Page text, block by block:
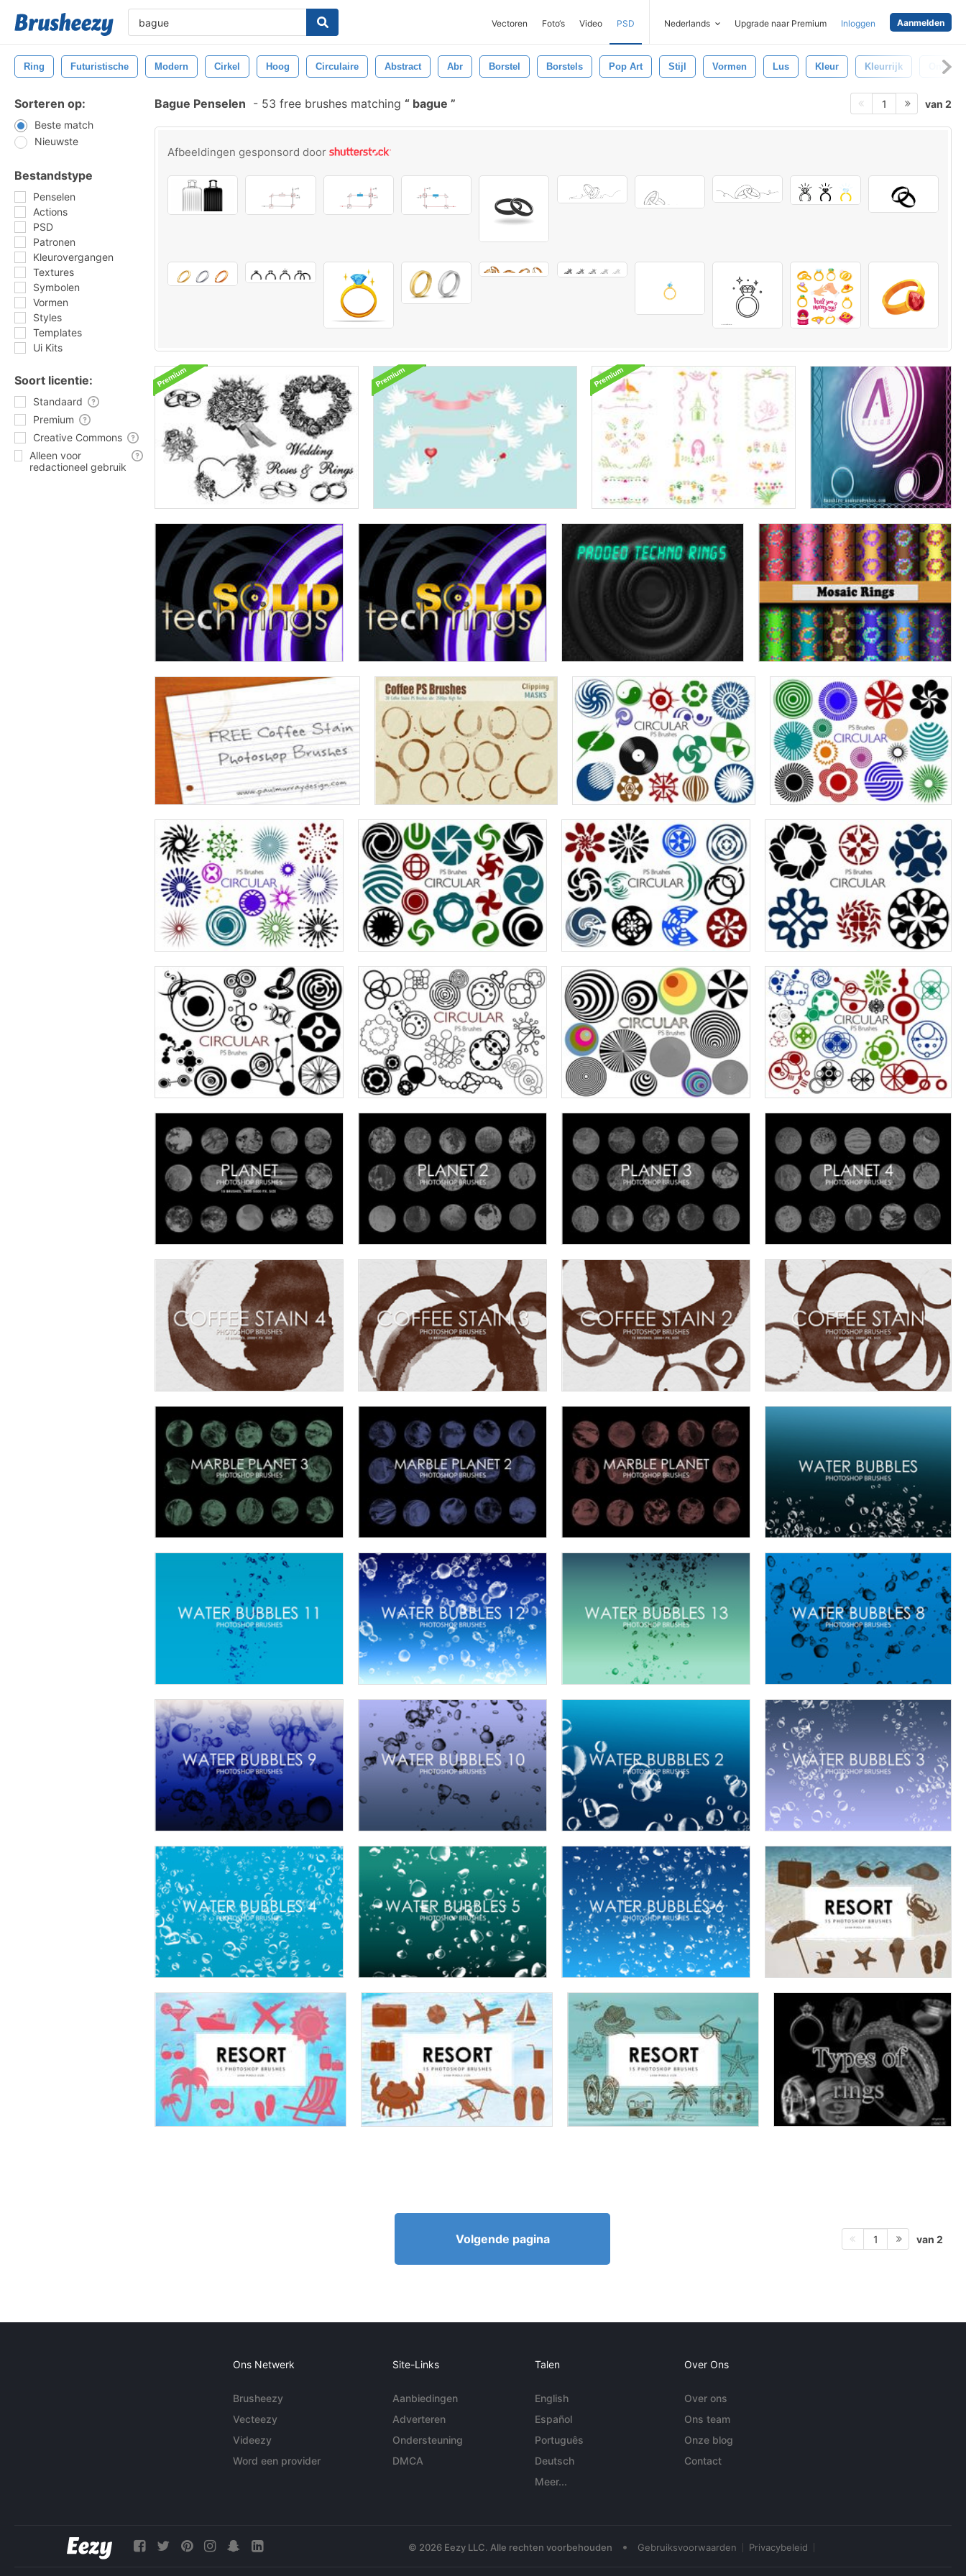
Vectoren Foto‘s Video PSD Nederlands Upgrade naar Premium Inloggen Aanmelden
Ring Futuristische Modern Cirkel Hoog Circulaire Abstract Abr Borstel Borstels Pop Art Stijl Vormen Lus Kleur Kleurrijk Ontwerp
Sorteren op:
Beste match
Nieuwste
Bestandstype
Penselen
Actions
PSD
Patronen
Kleurovergangen
Textures
Symbolen
Vormen
Styles
Templates
Ui Kits
Soort licentie:
Standaard
Premium
Creative Commons
Alleen voor
redactioneel gebruik
Bague Penselen - 53 free brushes matching bague 1 van 2
Afbeeldingen gesponsord door
Volgende pagina 1 van 2
Ons Netwerk
Brusheezy
Vecteezy
Videezy
Word een provider
Site-Links
Aanbiedingen
Adverteren
Ondersteuning
DMCA
Talen
English
Español
Português
Deutsch
Meer...
Over Ons
Over ons
Ons team
Onze blog
Contact
© 2026 Eezy LLC. Alle rechten voorbehouden • Gebruiksvoorwaarden Privacybeleid